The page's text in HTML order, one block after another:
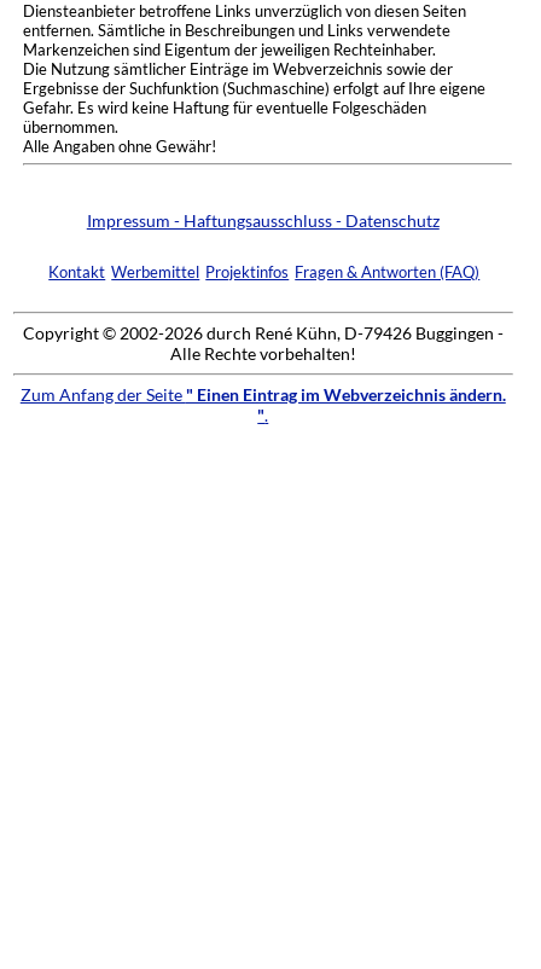
Diensteanbieter betroffene Links unverzüglich von diesen Seiten
entfernen. Sämtliche in Beschreibungen und Links verwendete
Markenzeichen sind Eigentum der jeweiligen Rechteinhaber.
Die Nutzung sämtlicher Einträge im Webverzeichnis sowie der
Ergebnisse der Suchfunktion (Suchmaschine) erfolgt auf Ihre eigene
Gefahr. Es wird keine Haftung für eventuelle Folgeschäden
übernommen.
Alle Angaben ohne Gewähr!
Impressum - Haftungsausschluss - Datenschutz
Kontakt Werbemittel Projektinfos Fragen & Antworten (FAQ)
Copyright © 2002-2026 durch René Kühn, D-79426 Buggingen -
Alle Rechte vorbehalten!
Zum Anfang der Seite " Einen Eintrag im Webverzeichnis ändern.
".